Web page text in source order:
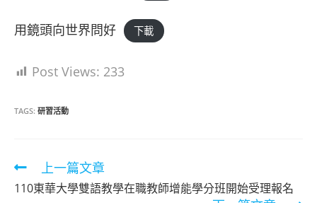
用鏡頭向世界問好 下載
Post Views: 233
TAGS: 研習活動
Read
more
上一篇文章
110東華大學雙語教學在職教師增能學分班開始受理報名